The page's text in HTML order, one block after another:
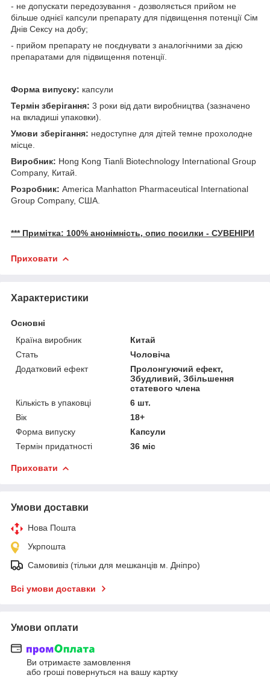
- не допускати передозування - дозволяється прийом не
більше однієї капсули препарату для підвищення потенції Сім
Днів Сексу на добу;
- прийом препарату не поєднувати з аналогічними за дією
препаратами для підвищення потенції.
Форма випуску: капсули
Термін зберігання: 3 роки від дати виробництва (зазначено
на вкладиші упаковки).
Умови зберігання: недоступне для дітей темне прохолодне
місце.
Виробник: Hong Kong Tianli Biotechnology International Group
Company, Китай.
Розробник: America Manhatton Pharmaceutical International
Group Company, США.
*** Примітка: 100% анонімність, опис посилки - СУВЕНІРИ
Приховати
Характеристики
Основні
Країна виробник
Китай
Стать
Чоловіча
Додатковий ефект
Пролонгуючий ефект,
Збудливий, Збільшення
статевого члена
Кількість в упаковці
6 шт.
Вік
18+
Форма випуску
Капсули
Термін придатності
36 міс
Приховати
Умови доставки
Нова Пошта
Укрпошта
Самовивіз (тільки для мешканців м. Дніпро)
Всі умови доставки
Умови оплати
Ви отримаєте замовлення
або гроші повернуться на вашу картку